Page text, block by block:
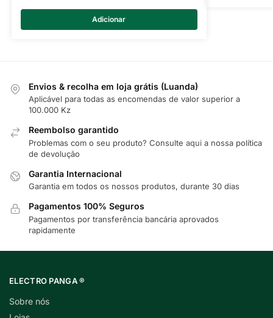
Adicionar
Envios & recolha em loja grátis (Luanda)
Aplicável para todas as encomendas de valor superior a
100.000 Kz
Reembolso garantido
Problemas com o seu produto? Consulte aqui a nossa política
de devolução
Garantia Internacional
Garantia em todos os nossos produtos, durante 30 dias
Pagamentos 100% Seguros
Pagamentos por transferência bancária aprovados
rapidamente
ELECTRO PANGA ®
Sobre nós